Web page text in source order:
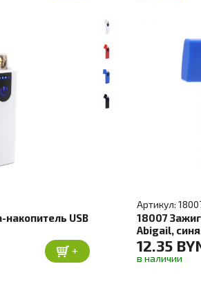
USB
+
Артикул:
18007
Abigail,
12.35
в наличии